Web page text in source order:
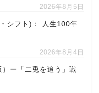
2026年8月5日
シフト)： 人生100年
2026年8月4日
）ー「二兎を追う」戦